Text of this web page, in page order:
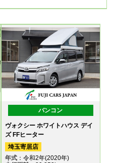
バンコン
ヴォクシー ホワイトハウス デイ
ズ FFヒーター
埼玉寄居店
年式：令和2年(2020年)